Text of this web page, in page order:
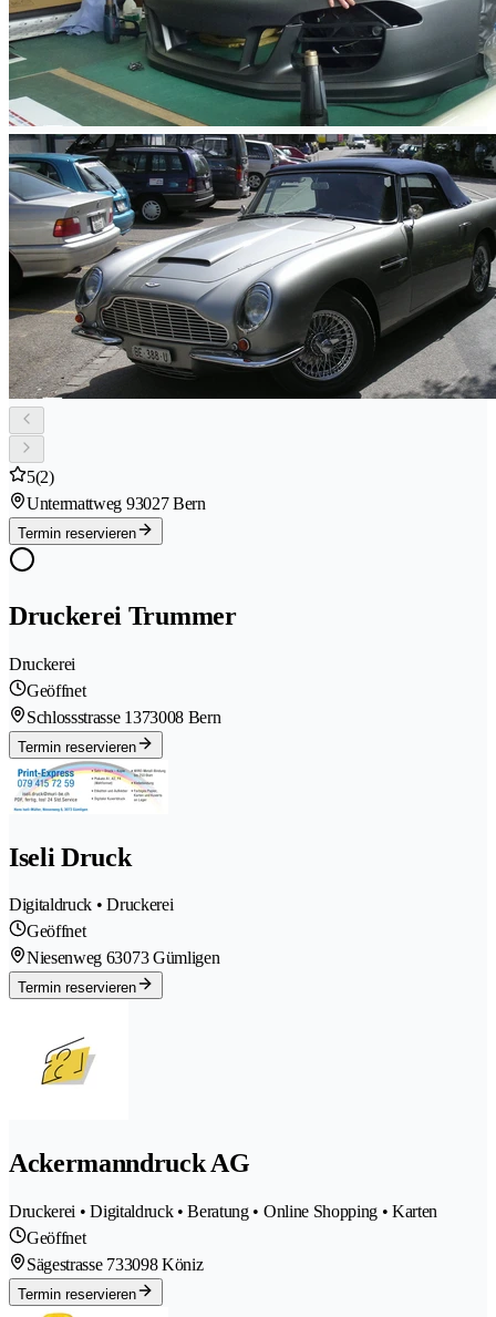
5(2)
Untermattweg 93027 Bern
Termin reservieren
Druckerei Trummer
Druckerei
Geöffnet
Schlossstrasse 1373008 Bern
Termin reservieren
Iseli Druck
Digitaldruck • Druckerei
Geöffnet
Niesenweg 63073 Gümligen
Termin reservieren
Ackermanndruck AG
Druckerei • Digitaldruck • Beratung • Online Shopping • Karten
Geöffnet
Sägestrasse 733098 Köniz
Termin reservieren